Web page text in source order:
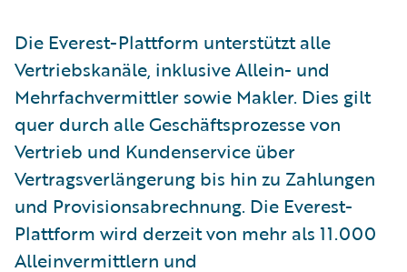
Die Everest-Plattform unterstützt alle
Vertriebskanäle, inklusive Allein- und
Mehrfachvermittler sowie Makler. Dies gilt
quer durch alle Geschäftsprozesse von
Vertrieb und Kundenservice über
Vertragsverlängerung bis hin zu Zahlungen
und Provisionsabrechnung. Die Everest-
Plattform wird derzeit von mehr als 11.000
Alleinvermittlern und